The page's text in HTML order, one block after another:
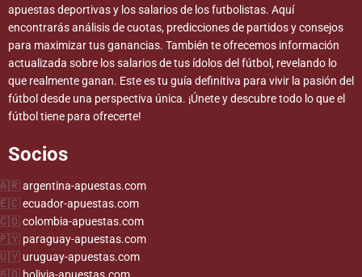
apuestas deportivas y los salarios de los futbolistas. Aquí
encontrarás análisis de cuotas, predicciones de partidos y consejos
para maximizar tus ganancias. También te ofrecemos información
actualizada sobre los salarios de tus ídolos del fútbol, revelando lo
que realmente ganan. Este es tu guía definitiva para vivir la pasión del
fútbol desde una perspectiva única. ¡Únete y descubre todo lo que el
fútbol tiene para ofrecerte!
Socios
argentina-apuestas.com
ecuador-apuestas.com
colombia-apuestas.com
paraguay-apuestas.com
uruguay-apuestas.com